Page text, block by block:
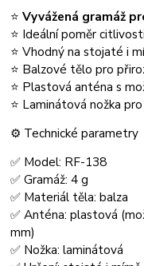
⭐Vyvážená gramáž
⭐ Ideální poměr
⭐ Vhodný na stojaté i
⭐ Balzové tělo pro
⭐ Plastová anténa s
⭐ Laminátová nožka
⚙️ Technické parametry
✅ Model: RF-138
✅ Gramáž: 4 g
✅ Materiál těla: balza
✅ Anténa: plastová
mm)
✅ Nožka: laminátová